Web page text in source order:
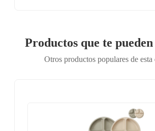
Productos que te
Otros productos populares de esta